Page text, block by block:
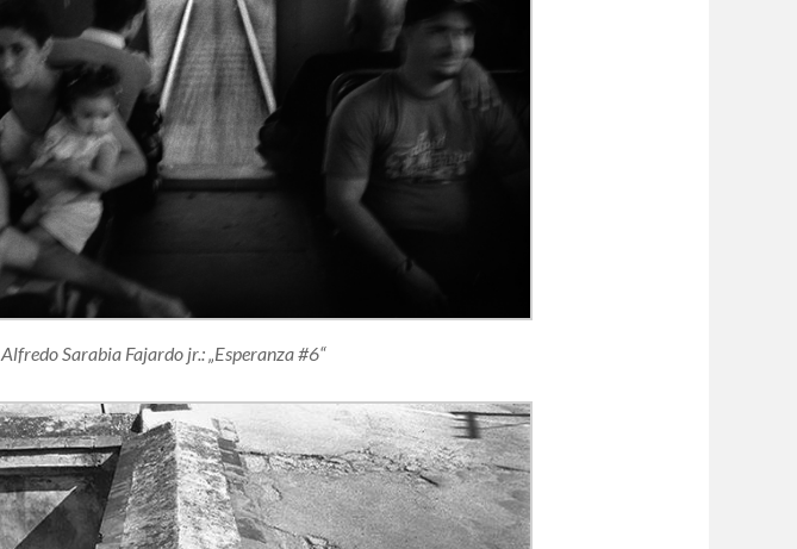
Alfredo Sarabia Fajardo jr.: „Esperanza #6“